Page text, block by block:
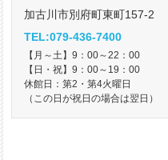
加古川市別府町東町157-2
TEL:079-436-7400
【月～土】9：00～22：00
【日・祝】9：00～19：00
休館日：第2・第4火曜日
（この日が祝日の場合は翌日）